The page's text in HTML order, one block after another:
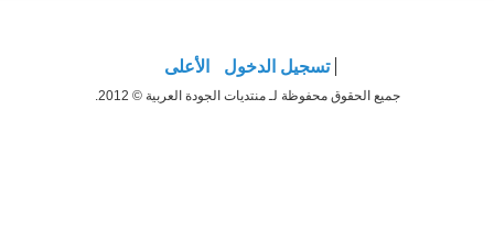
تسجيل الدخول الأعلى
جميع الحقوق محفوظة لـ منتديات الجودة العربية © 2012.